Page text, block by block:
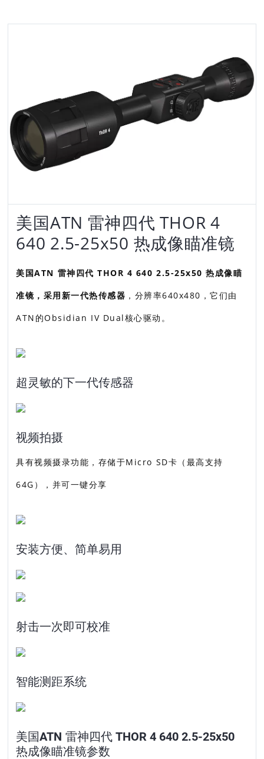
美国ATN 雷神四代 THOR 4
640 2.5-25x50 热成像瞄准镜
美国ATN 雷神四代 THOR 4 640 2.5-25x50 热成像瞄
准镜，采用新一代热传感器 ，分辨率640x480，它们由
ATN的Obsidian IV Dual核心驱动。
超灵敏的下一代传感器
视频拍摄
具有视频摄录功能，存储于Micro SD卡（最高支持
64G），并可一键分享
安装方便、简单易用
射击一次即可校准
智能测距系统
美国ATN 雷神四代 THOR 4 640 2.5-25x50
热成像瞄准镜参数